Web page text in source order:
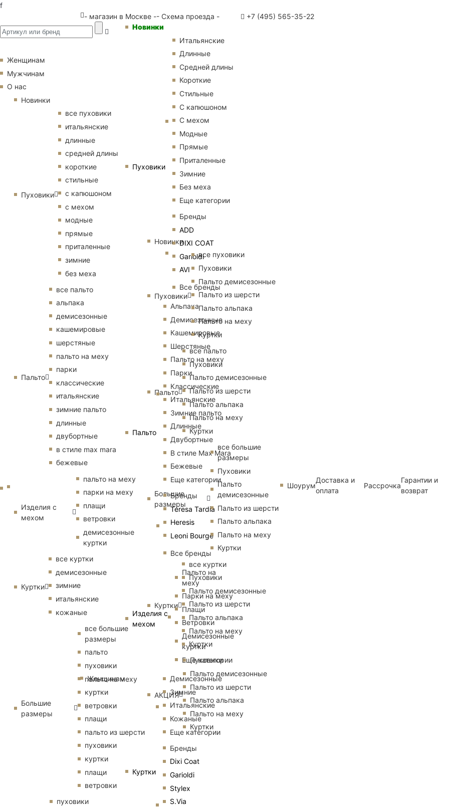
f
- магазин в Москве -- Схема проезда - +7 (495) 565-35-22
Женщинам
Новинки
Пуховики
Итальянские
Длинные
Средней длины
Короткие
Стильные
С капюшоном
С мехом
Модные
Прямые
Приталенные
Зимние
Без меха
Еще категории
Бренды
ADD
DIXI COAT
Garioldi
AVI
Все бренды
Пальто
Альпака
Демисезонные
Кашемировые
Шерстяные
Пальто на меху
Парки
Классические
Итальянские
Зимние пальто
Длинные
Двубортные
В стиле Max Mara
Бежевые
Еще категории
Бренды
Teresa Tardia
Heresis
Leoni Bourge
Все бренды
Изделия с
мехом
Пальто на
меху
Парки на меху
Плащи
Ветровки
Демисезонные
куртки
Еще категории
Куртки
Демисезонные
Зимние
Итальянские
Кожаные
Еще категории
Бренды
Dixi Coat
Garioldi
Stylex
S.Via
Женщинам
Мужчинам
О нас
Новинки
Пуховики
все пуховики
итальянские
длинные
средней длины
короткие
стильные
с капюшоном
с мехом
модные
прямые
приталенные
зимние
без меха
Пальто
все пальто
альпака
демисезонные
кашемировые
шерстяные
пальто на меху
парки
классические
итальянские
зимние пальто
длинные
двубортные
в стиле max mara
бежевые
Изделия с
мехом
пальто на меху
парки на меху
плащи
ветровки
демисезонные
куртки
Куртки
все куртки
демисезонные
зимние
итальянские
кожаные
Большие
размеры
все большие
размеры
пальто
пуховики
пальто на меху
куртки
ветровки
плащи
пальто из шерсти
пуховики
куртки
плащи
ветровки
пуховики
Новинки
Пуховики
все пуховики
Пуховики
Пальто демисезонные
Пальто из шерсти
Пальто альпака
Пальто на меху
Куртки
Пальто
все пальто
Пуховики
Пальто демисезонные
Пальто из шерсти
Пальто альпака
Пальто на меху
Куртки
Большие
размеры
все большие
размеры
Пуховики
Пальто
демисезонные
Пальто из шерсти
Пальто альпака
Пальто на меху
Куртки
Куртки
все куртки
Пуховики
Пальто демисезонные
Пальто из шерсти
Пальто альпака
Пальто на меху
Куртки
АКЦИЯ
Пуховики
Пальто демисезонные
Пальто из шерсти
Пальто альпака
Пальто на меху
Куртки
Шоурум
Доставка и
оплата
Рассрочка
Гарантии и
возврат